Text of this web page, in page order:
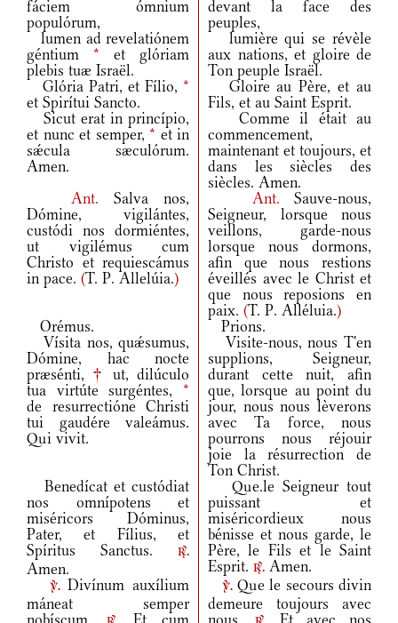
fáciem ómnium
populórum,
devant la face des
peuples,
lumen ad revelatiónem
géntium * et glóriam
plebis tuæ Israël.
lumière qui se révèle
aux nations, et gloire de
Ton peuple Israël.
Glória Patri, et Fílio, *
et Spirítui Sancto.
Gloire au Père, et au
Fils, et au Saint Esprit.
Sicut erat in princípio,
et nunc et semper, * et in
sǽcula sæculórum.
Amen.
Comme il était au
commencement,
maintenant et toujours, et
dans les siècles des
siècles. Amen.
Ant.Salva nos,
Dómine, vigilántes,
custódi nos dormiéntes,
ut vigilémus cum
Christo et requiescámus
in pace. (T. P. Allelúia.)
Ant. Sauve-nous,
Seigneur, lorsque nous
veillons, garde-nous
lorsque nous dormons,
afin que nous restions
éveillés avec le Christ et
que nous reposions en
paix. (T. P. Alléluia.)
Orémus.
Prions.
Vísita nos, quǽsumus,
Dómine, hac nocte
præsénti, †
ut, dilúculo
tua virtúte surgéntes, *
de resurrectióne Christi
tui gaudére valeámus.
Qui vivit.
Visite-nous, nous T'en
supplions, Seigneur,
durant cette nuit, afin
que, lorsque au point du
jour, nous nous lèverons
avec Ta force, nous
pourrons nous réjouir
joie la résurrection de
Ton Christ.
Benedícat et custódiat
nos omnípotens et
miséricors Dóminus,
Pater, et Fílius, et
Spíritus Sanctus.
r.
Amen.
Que.le Seigneur tout
puissant et
miséricordieux nous
bénisse et nous garde, le
Père, le Fils et le Saint
Esprit. r. Amen.
v.Divínum auxílium
máneat semper
v.Que le secours divin
demeure toujours avec